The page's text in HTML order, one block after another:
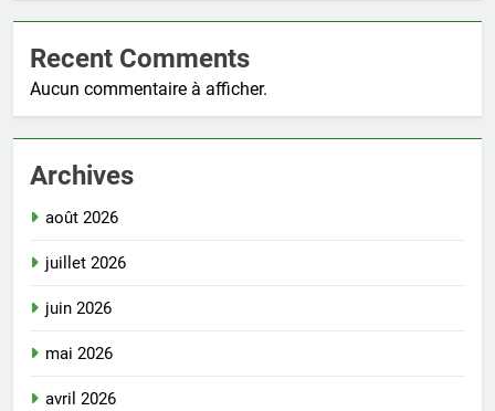
Recent Comments
Aucun commentaire à afficher.
Archives
août 2026
juillet 2026
juin 2026
mai 2026
avril 2026